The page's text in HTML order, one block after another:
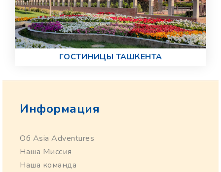
ГОСТИНИЦЫ ТАШКЕНТА
Информация
Об Asia Adventures
Наша Миссия
Наша команда